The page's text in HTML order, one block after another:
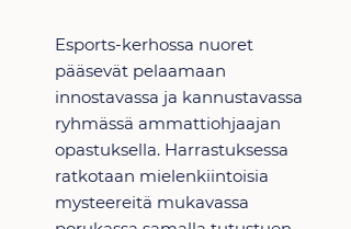
Esports-kerhossa nuoret
pääsevät pelaamaan
innostavassa ja kannustavassa
ryhmässä ammattiohjaajan
opastuksella. Harrastuksessa
ratkotaan mielenkiintoisia
mysteereitä mukavassa